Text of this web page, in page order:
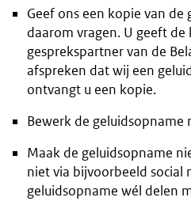
Geef ons een kopie van de
daarom vragen. U geeft de
gesprekspartner van de
afspreken dat wij een
ontvangt u een kopie.
Bewerk de geluidsopname
Maak de geluidsopname
niet via bijvoorbeeld social
geluidsopname wél delen